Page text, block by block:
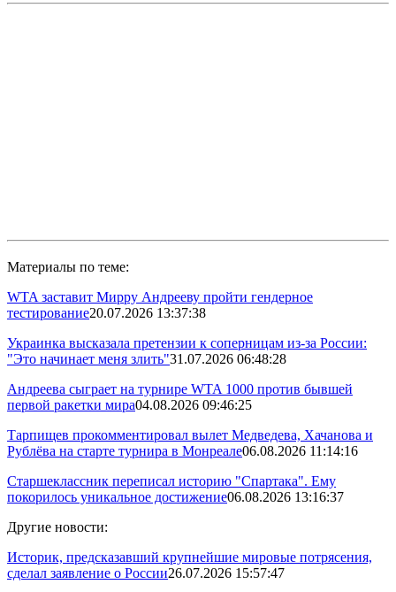
Материалы по теме:
WTA заставит Мирру Андрееву пройти гендерное
тестирование20.07.2026 13:37:38
Украинка высказала претензии к соперницам из-за России:
"Это начинает меня злить"31.07.2026 06:48:28
Андреева сыграет на турнире WTA 1000 против бывшей
первой ракетки мира04.08.2026 09:46:25
Тарпищев прокомментировал вылет Медведева, Хачанова и
Рублёва на старте турнира в Монреале06.08.2026 11:14:16
Старшеклассник переписал историю "Спартака". Ему
покорилось уникальное достижение06.08.2026 13:16:37
Другие новости:
Историк, предсказавший крупнейшие мировые потрясения,
сделал заявление о России26.07.2026 15:57:47